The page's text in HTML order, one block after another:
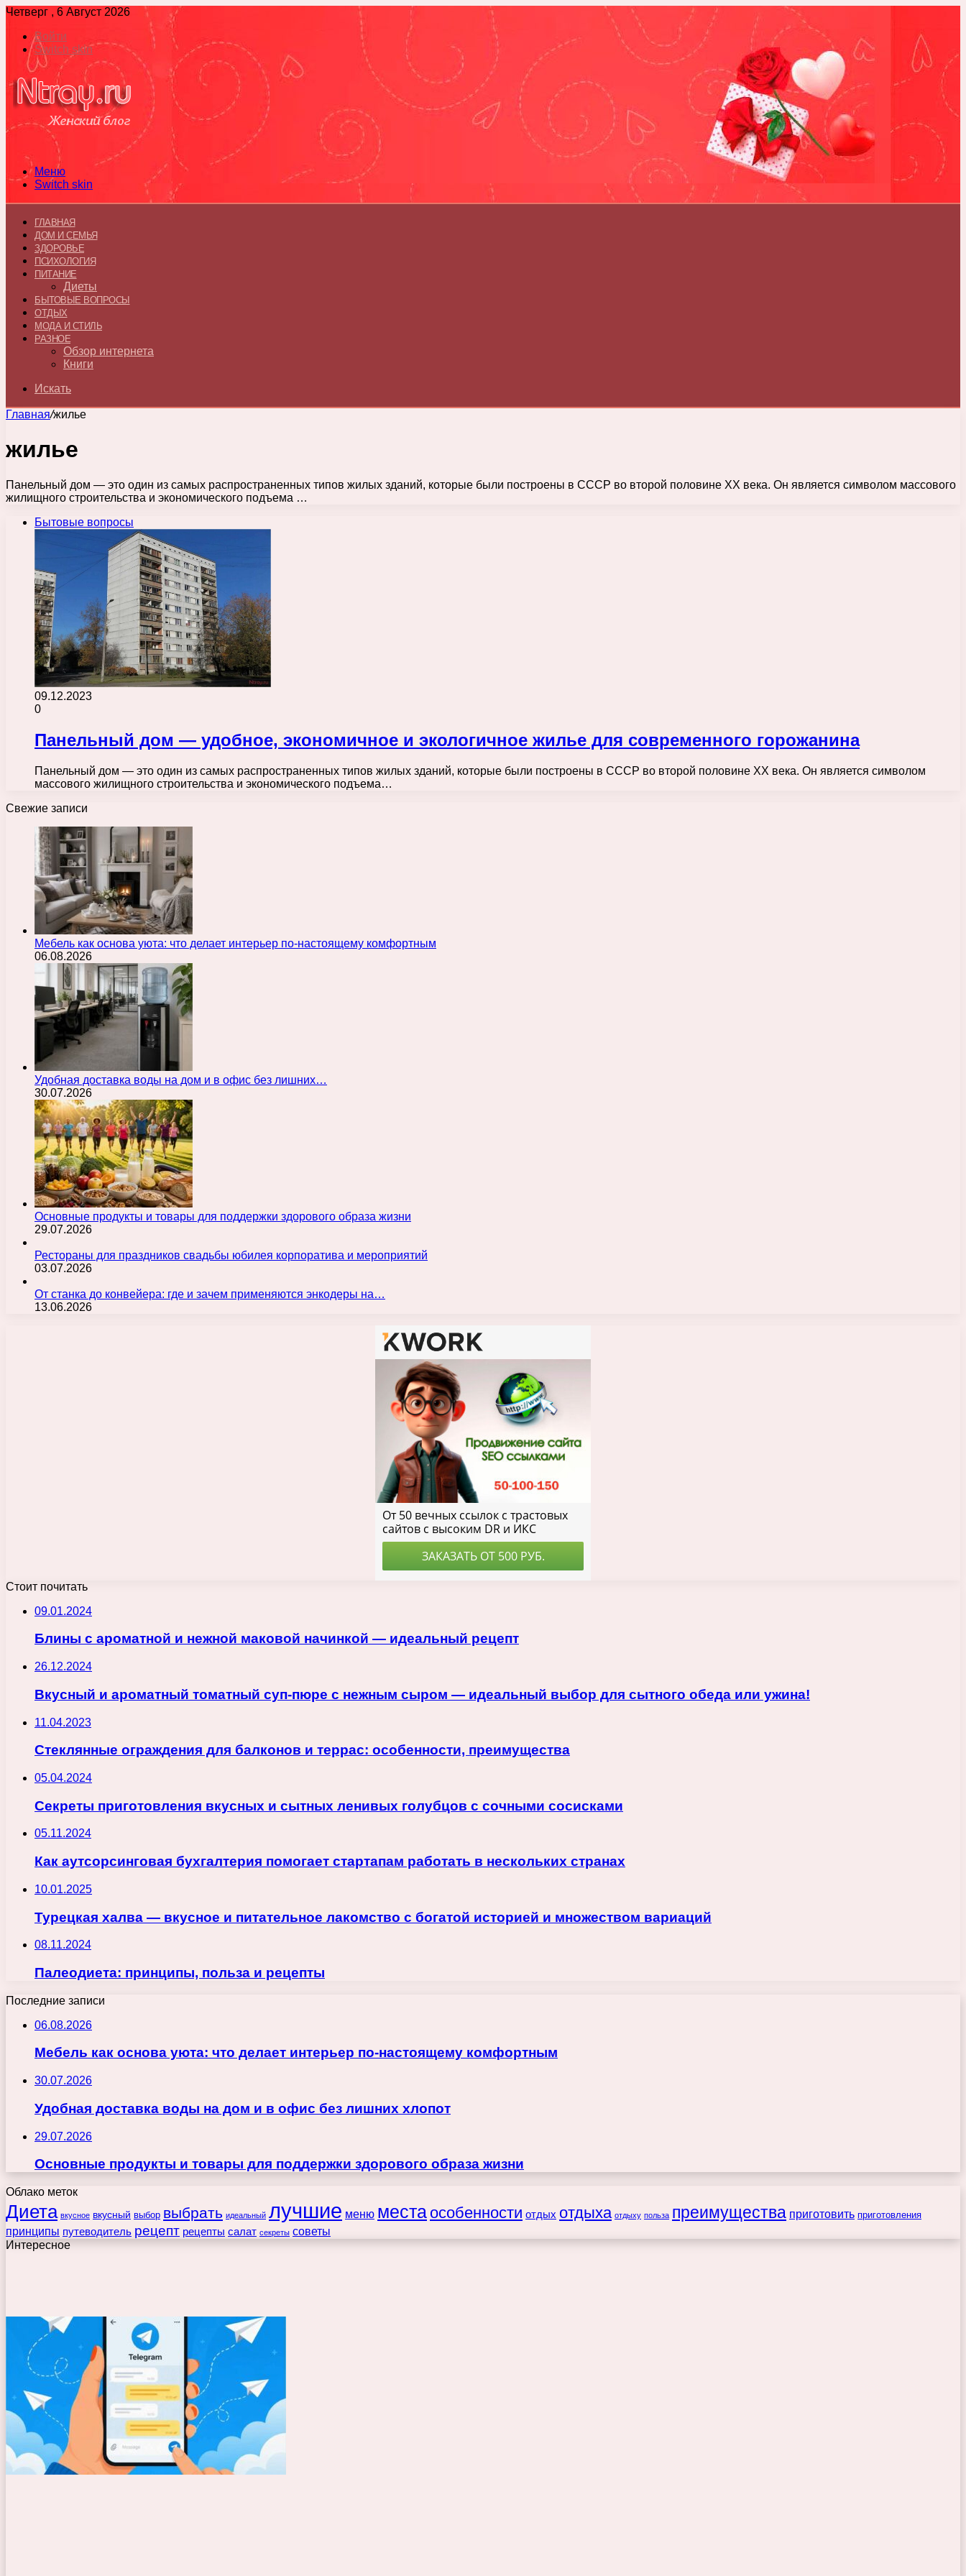
Четверг , 6 Август 2026
Войти
Switch skin
Меню
Switch skin
ГЛАВНАЯ
ДОМ И СЕМЬЯ
ЗДОРОВЬЕ
ПСИХОЛОГИЯ
ПИТАНИЕ
Диеты
БЫТОВЫЕ ВОПРОСЫ
ОТДЫХ
МОДА И СТИЛЬ
РАЗНОЕ
Обзор интернета
Книги
Искать
Главная/жилье
жилье
Панельный дом — это один из самых распространенных типов жилых зданий, которые были построены в СССР во второй половине XX века. Он является символом массового
жилищного строительства и экономического подъема …
Бытовые вопросы
09.12.2023
0
Панельный дом — удобное, экономичное и экологичное жилье для современного горожанина
Панельный дом — это один из самых распространенных типов жилых зданий, которые были построены в СССР во второй половине XX века. Он является символом
массового жилищного строительства и экономического подъема…
Свежие записи
Мебель как основа уюта: что делает интерьер по-настоящему комфортным
06.08.2026
Удобная доставка воды на дом и в офис без лишних…
30.07.2026
Основные продукты и товары для поддержки здорового образа жизни
29.07.2026
Рестораны для праздников свадьбы юбилея корпоратива и мероприятий
03.07.2026
От станка до конвейера: где и зачем применяются энкодеры на…
13.06.2026
Стоит почитать
09.01.2024
Блины с ароматной и нежной маковой начинкой — идеальный рецепт
26.12.2024
Вкусный и ароматный томатный суп-пюре с нежным сыром — идеальный выбор для сытного обеда или ужина!
11.04.2023
Стеклянные ограждения для балконов и террас: особенности, преимущества
05.04.2024
Секреты приготовления вкусных и сытных ленивых голубцов с сочными сосисками
05.11.2024
Как аутсорсинговая бухгалтерия помогает стартапам работать в нескольких странах
10.01.2025
Турецкая халва — вкусное и питательное лакомство с богатой историей и множеством вариаций
08.11.2024
Палеодиета: принципы, польза и рецепты
Последние записи
06.08.2026
Мебель как основа уюта: что делает интерьер по-настоящему комфортным
30.07.2026
Удобная доставка воды на дом и в офис без лишних хлопот
29.07.2026
Основные продукты и товары для поддержки здорового образа жизни
Облако меток
Диета вкусное вкусный выбор выбрать идеальный лучшие меню места особенности отдых отдыха отдыху польза преимущества приготовить приготовления
принципы путеводитель рецепт рецепты салат секреты советы
Интересное